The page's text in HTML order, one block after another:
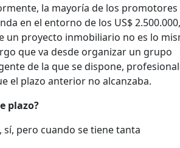
la mayoría de los promotores
en el entorno de los US$ 2.500.000,
un proyecto inmobiliario no es lo
que va desde organizar un grupo
de la que se dispone,
el plazo anterior no alcanzaba.
plazo?
pero cuando se tiene tanta